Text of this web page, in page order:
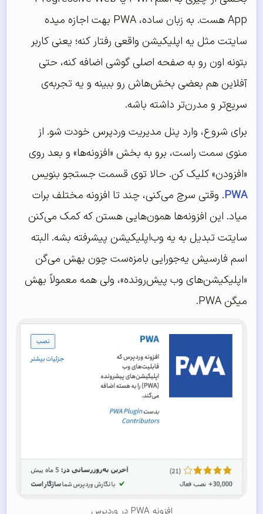
App هست. به زبان ساده، PWA بهت اجازه میده
سایتت مثل یه اپلیکیشن واقعی رفتار کنه؛ یعنی کاربر
بتونه اون رو به صفحه اصلی گوشی اضافه کنه، حتی
آفلاین هم بعضی بخش‌هاش رو ببینه و یه تجربه‌ی
سریع‌تر و مدرن‌تر داشته باشه.
برای شروع، وارد پنل مدیریت وردپرس خودت شو. از
منوی سمت راست، برو به بخش «افزونه‌ها» و بعد روی
«افزودن» کلیک کن. حالا توی قسمت جستجو بنویس
PWA. وقتی سرچ می‌کنی، چند تا افزونه مختلف برات
میاد. این افزونه‌ها همون‌هایی هستن که کمک می‌کنن
سایتت تبدیل به یه وب‌اپلیکیشن پیشرفته بشه. البته
اسم فارسیش یه‌جورایی بامزه‌ست چون بهش می‌گن
«اپلیکیشن‌های وب پیش‌رونده»، ولی همه معمولاً بهش
میگن PWA.